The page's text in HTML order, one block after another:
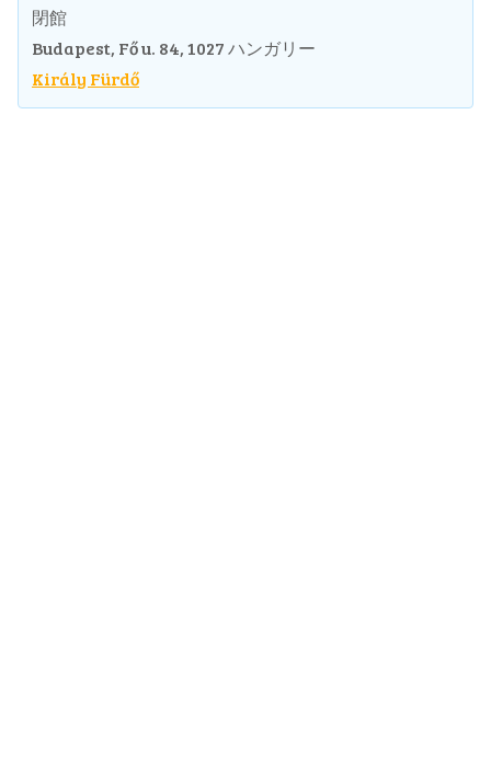
閉館
Budapest, Fő u. 84, 1027 ハンガリー
Király Fürdő